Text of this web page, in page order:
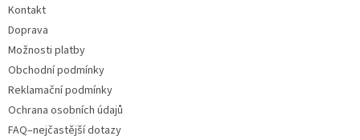
Kontakt
Doprava
Možnosti platby
Obchodní podmínky
Reklamační podmínky
Ochrana osobních údajů
FAQ–nejčastější dotazy